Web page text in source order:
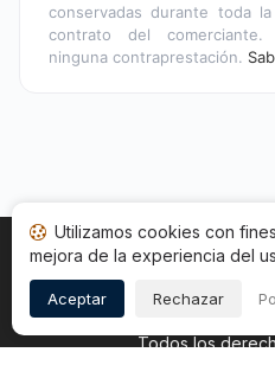
conservadas durante toda
contrato del
ninguna contraprestación.
Inicio Estado
Copyright © 2026
Todos los
Utilizamos cookies con
mejora de la experiencia del
Aceptar Rechazar